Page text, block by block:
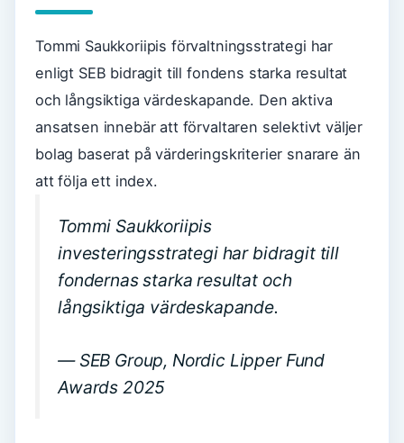
Tommi Saukkoriipis förvaltningsstrategi har
enligt SEB bidragit till fondens starka resultat
och långsiktiga värdeskapande. Den aktiva
ansatsen innebär att förvaltaren selektivt väljer
bolag baserat på värderingskriterier snarare än
att följa ett index.
Tommi Saukkoriipis
investeringsstrategi har bidragit till
fondernas starka resultat och
långsiktiga värdeskapande.
— SEB Group, Nordic Lipper Fund
Awards 2025